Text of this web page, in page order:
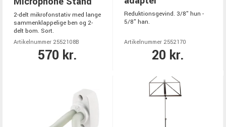
2-delt mikrofonstativ med lange
sammenklappelige ben og 2-
delt bom. Sort.
Artikelnummer 2552108B
570 kr.
Reduktionsgevind. 3/8" hun -
5/8" han.
Artikelnummer 2552170
20 kr.